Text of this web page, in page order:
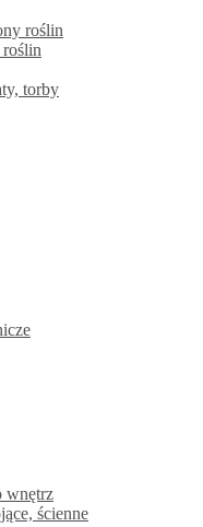
roślin
torby
wnętrz
ścienne